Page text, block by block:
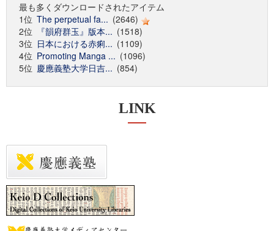
最も多くダウンロードされたアイテム
1位 The perpetual fa... (2646)
2位
『韻府群玉』版本... (1518)
3位 日本における赤痢... (1109)
4位 Promoting Manga ... (1096)
5位 慶應義塾大学日吉... (854)
LINK